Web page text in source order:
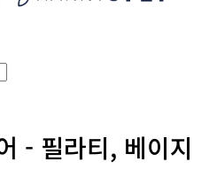
- 필라티, 베이지